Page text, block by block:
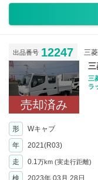
出品番号 12247 三
売却済み
三
ラ
形 Wキャブ
年
2021(R03)
走 0.1万km (実走行距離)
検
2023年 03月 28日